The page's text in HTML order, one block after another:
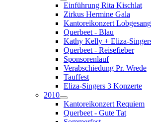
Einführung Rita Kischlat
Zirkus Hermine Gala
Kantoreikonzert Lobgesang
Querbeet - Blau
Kathy Kelly + Eliza-
Querbeet - Reisefieber
Sponsorenlauf
Verabschiedung Pr. Wrede
Tauffest
Eliza-Singers 3 Konzerte
2010
Kantoreikonzert Requiem
Querbeet - Gute Tat